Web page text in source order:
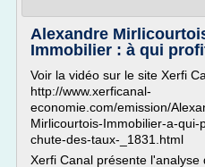
Alexandre
Immobilier : à qui
Voir la vidéo sur le site Xerfi
http://www.xerficanal-
economie.com/emission/
Mirlicourtois-Immobilier-a-qui-
chute-des-taux-_1831.html
Xerfi Canal présente l'analyse